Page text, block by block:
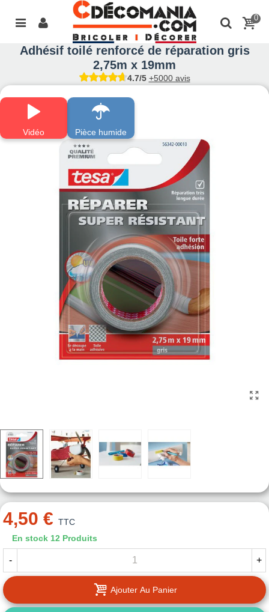
0
Adhésif toilé renforcé de réparation gris
2,75m x 19mm
4.7/5 +5000 avis
Vidéo Pièce humide
4,50 € TTC
En stock 12 Produits
- +
Ajouter Au Panier